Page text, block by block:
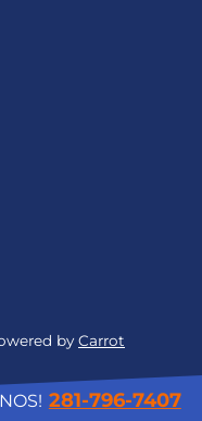
by Carrot
281-796-7407